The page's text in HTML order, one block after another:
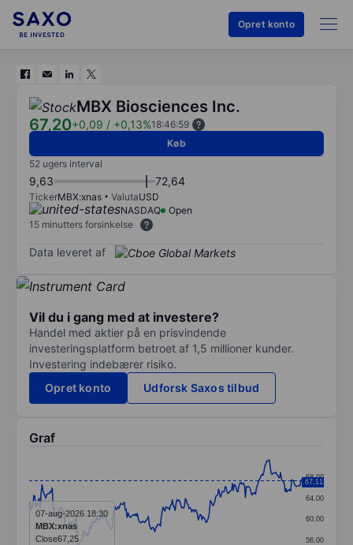
Opret konto
MBX Biosciences Inc.
67,20+0,09 / +0,13%18:46:59
Køb
52 ugers interval
9,63 72,64
TickerMBX:xnas ValutaUSD
NASDAQ
Open
15 minutters forsinkelse
Data leveret af
Vil du i gang med at investere?
Handel med aktier på en prisvindende
investeringsplatform betroet af 1,5 millioner kunder.
Investering indebærer risiko.
Opret konto
Udforsk Saxos tilbud
Graf
Line chart with 296 data points.
The chart has 1 X axis displaying categories.
The chart has 1 Y axis displaying values. Data56,00
60,00
64,00
68,00
67,11
07-aug-2026 18:30
MBX:xnas
Close67,25